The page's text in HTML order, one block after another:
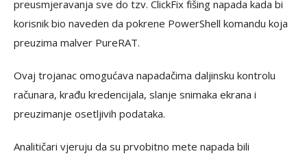
preusmjeravanja sve do tzv. ClickFix fišing napada kada bi
korisnik bio naveden da pokrene PowerShell komandu koja
preuzima malver PureRAT.
Ovaj trojanac omogućava napadačima daljinsku kontrolu
računara, krađu kredencijala, slanje snimaka ekrana i
preuzimanje osetljivih podataka.
Analitičari vjeruju da su prvobitno mete napada bili